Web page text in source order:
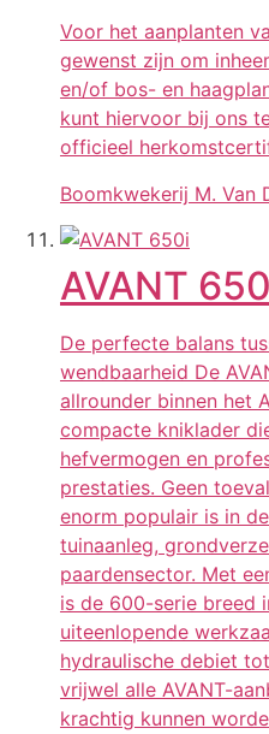
Voor het aanplanten
gewenst zijn om
en/of bos- en
kunt hiervoor bij ons
officieel
Boomkwekerij M. Van
AVANT
De perfecte balans
wendbaarheid De
allrounder binnen het
compacte kniklader
hefvermogen en
prestaties. Geen
enorm populair is in
tuinaanleg,
paardensector. Met
is de 600-serie breed
uiteenlopende
hydraulische debiet
vrijwel alle AVANT-
krachtig kunnen